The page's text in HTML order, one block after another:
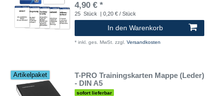
4,90 € *
25 Stück | 0,20 € / Stück
In den Warenkorb
* inkl. ges. MwSt. zzgl. Versandkosten
Artikelpaket
T-PRO Trainingskarten Mappe (Leder)
- DIN A5
sofort lieferbar